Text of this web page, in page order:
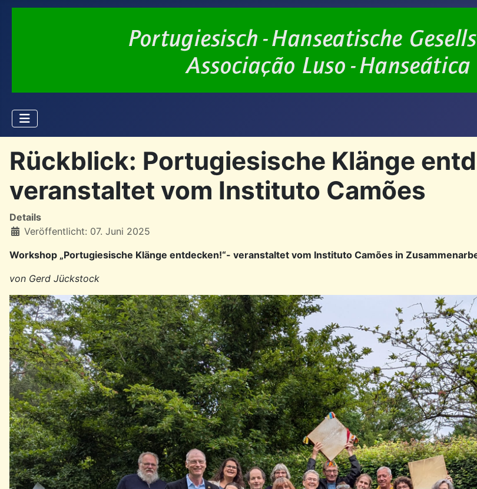
Rückblick: Portugiesische Klänge
veranstaltet vom Instituto Camões
Details
Veröffentlicht: 07. Juni 2025
Workshop „Portugiesische Klänge entdecken!“- veranstaltet vom Instituto Camões in
von Gerd Jückstock